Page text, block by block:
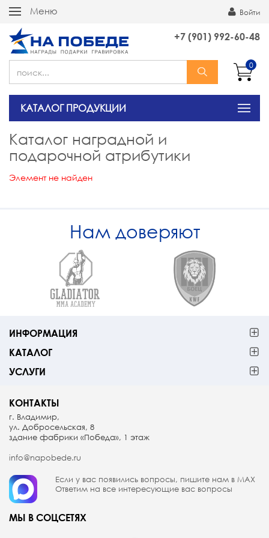
Меню Войти
+7 (901) 992-60-48
0
КАТАЛОГ ПРОДУКЦИИ
Каталог наградной и
подарочной атрибутики
Элемент не найден
Нам доверяют
ИНФОРМАЦИЯ
КАТАЛОГ
УСЛУГИ
КОНТАКТЫ
г. Владимир,
ул. Добросельская, 8
здание фабрики «Победа», 1 этаж
info@napobede.ru
Если у вас появились вопросы, пишите нам в МАX
Ответим на все интересующие вас вопросы
МЫ В СОЦСЕТЯХ